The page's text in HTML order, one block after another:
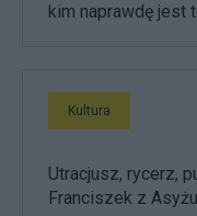
kim naprawdę jest
Kultura
Utracjusz, rycerz,
Franciszek z